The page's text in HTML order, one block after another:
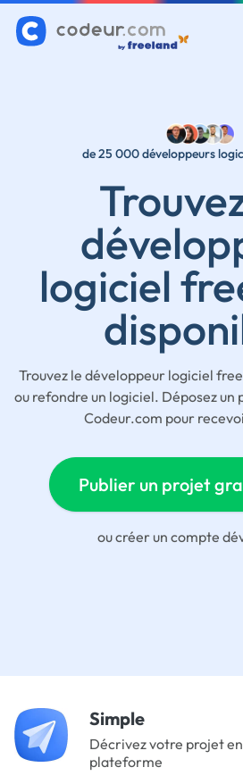
de 25 000 développeurs
logiciel
Trouvez le développeur logiciel
ou refondre un logiciel. Déposez
Codeur.com pour
Publier un projet
oucréer un compte
Simple
Décrivez votre projet
plateforme